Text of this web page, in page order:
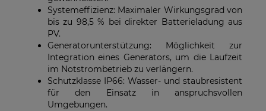
Systemeffizienz: Maximaler Wirkungsgrad von
bis zu 98,5 % bei direkter Batterieladung aus
PV.
Generatorunterstützung: Möglichkeit zur
Integration eines Generators, um die Laufzeit
im Notstrombetrieb zu verlängern.
Schutzklasse IP66: Wasser- und staubresistent
für den Einsatz in anspruchsvollen
Umgebungen.